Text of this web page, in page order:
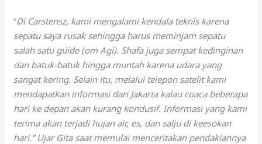
“Di Carstensz, kami mengalami kendala teknis karena
sepatu saya rusak sehingga harus meminjam sepatu
salah satu guide (om Agi). Shafa juga sempat kedinginan
dan batuk-batuk hingga muntah karena udara yang
sangat kering. Selain itu, melalui telepon satelit kami
mendapatkan informasi dari Jakarta kalau cuaca beberapa
hari ke depan akan kurang kondusif. Informasi yang kami
terima akan terjadi hujan air, es, dan salju di keesokan
hari.” Ujar Gita saat memulai menceritakan pendakiannya